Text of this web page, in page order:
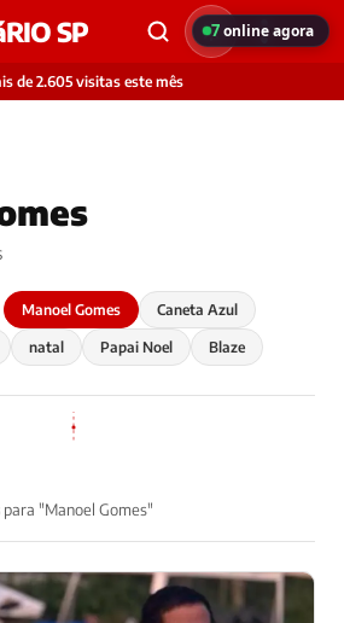
SP
de 2.605 visitas este mês
Manoel Gomes Caneta Azul
natal Papai Noel Blaze
para "Manoel Gomes"
7online agora